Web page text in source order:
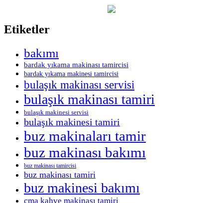
Etiketler
bakımı
bardak yıkama makinası tamircisi
bardak yıkama makinesi tamircisi
bulaşık makinası servisi
bulaşık makinası tamiri
bulaşık makinesi servisi
bulaşık makinesi tamiri
buz makinaları tamir
buz makinası bakımı
buz makinası tamircisi
buz makinası tamiri
buz makinesi bakımı
cma kahve makinası tamiri